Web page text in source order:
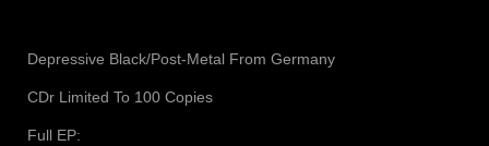
Depressive Black/Post-Metal From Germany
CDr Limited To 100 Copies
Full EP: